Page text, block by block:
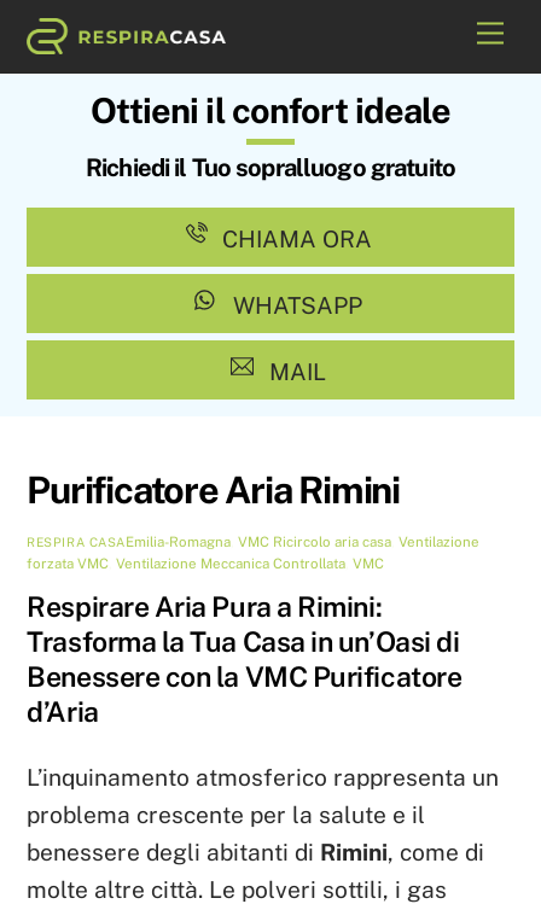
Skip
Ottieni il confort ideale
Richiedi il Tuo sopralluogo gratuito
CHIAMA ORA
WHATSAPP
MAIL
Purificatore Aria Rimini
RESPIRA CASAEmilia-Romagna, VMC Ricircolo aria casa, Ventilazione
forzata VMC ,Ventilazione Meccanica Controllata ,VMC
Respirare Aria Pura a Rimini:
Trasforma la Tua Casa in un’Oasi di
Benessere con la VMC Purificatore
d’Aria
L’inquinamento atmosferico rappresenta un
problema crescente per la salute e il
benessere degli abitanti di Rimini, come di
molte altre città. Le polveri sottili, i gas